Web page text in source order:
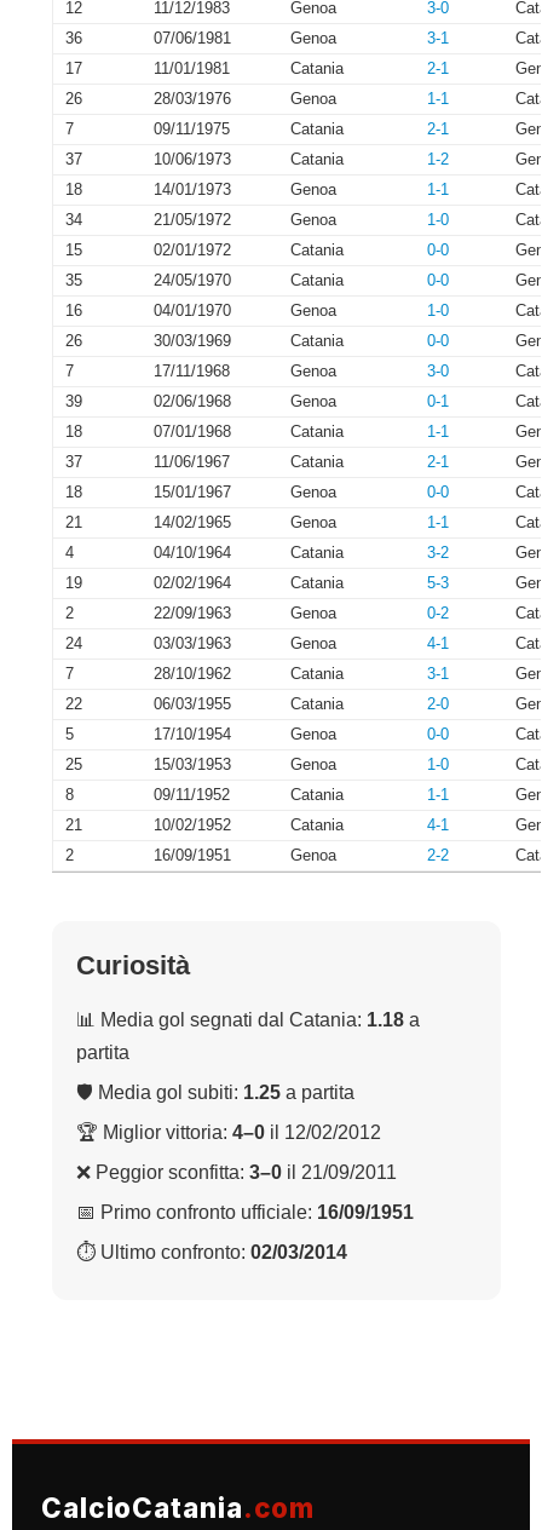
12
11/12/1983 Genoa 3-0
36
07/06/1981 Genoa 3-1
17
11/01/1981 Catania 2-1
26
28/03/1976 Genoa 1-1
7
09/11/1975 Catania 2-1
37
10/06/1973 Catania 1-2
18
14/01/1973 Genoa 1-1
34
21/05/1972 Genoa 1-0
15
02/01/1972 Catania 0-0
35
24/05/1970 Catania 0-0
16
04/01/1970 Genoa 1-0
26
30/03/1969 Catania 0-0
7
17/11/1968 Genoa 3-0
39
02/06/1968 Genoa 0-1
18
07/01/1968 Catania 1-1
37
11/06/1967 Catania 2-1
18
15/01/1967 Genoa 0-0
21
14/02/1965 Genoa 1-1
4
04/10/1964 Catania 3-2
19
02/02/1964 Catania 5-3
2
22/09/1963 Genoa 0-2
24
03/03/1963 Genoa 4-1
7
28/10/1962 Catania 3-1
22
06/03/1955 Catania 2-0
5
17/10/1954 Genoa 0-0
25
15/03/1953 Genoa 1-0
8
09/11/1952 Catania 1-1
21
10/02/1952 Catania 4-1
2
16/09/1951 Genoa 2-2
Curiosità
📊 Media gol segnati dal Catania: 1.18 a
partita
🛡 Media gol subiti: 1.25 a partita
🏆 Miglior vittoria: 4–0 il 12/02/2012
❌ Peggior sconfitta: 3–0 il 21/09/2011
📅 Primo confronto ufficiale: 16/09/1951
⏱ Ultimo confronto: 02/03/2014
CalcioCatania.com